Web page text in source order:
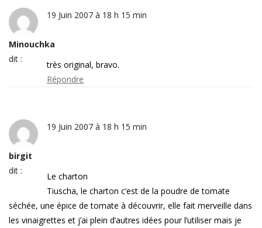
Minouchka
dit :
19 Juin 2007 à 18 h 15 min
très original, bravo.
Répondre
birgit
dit :
19 Juin 2007 à 18 h 15 min
Le charton
Tiuscha, le charton c’est de la poudre de tomate
séchée, une épice de tomate à découvrir, elle fait merveille dans
les vinaigrettes et j’ai plein d’autres idées pour l’utiliser mais je